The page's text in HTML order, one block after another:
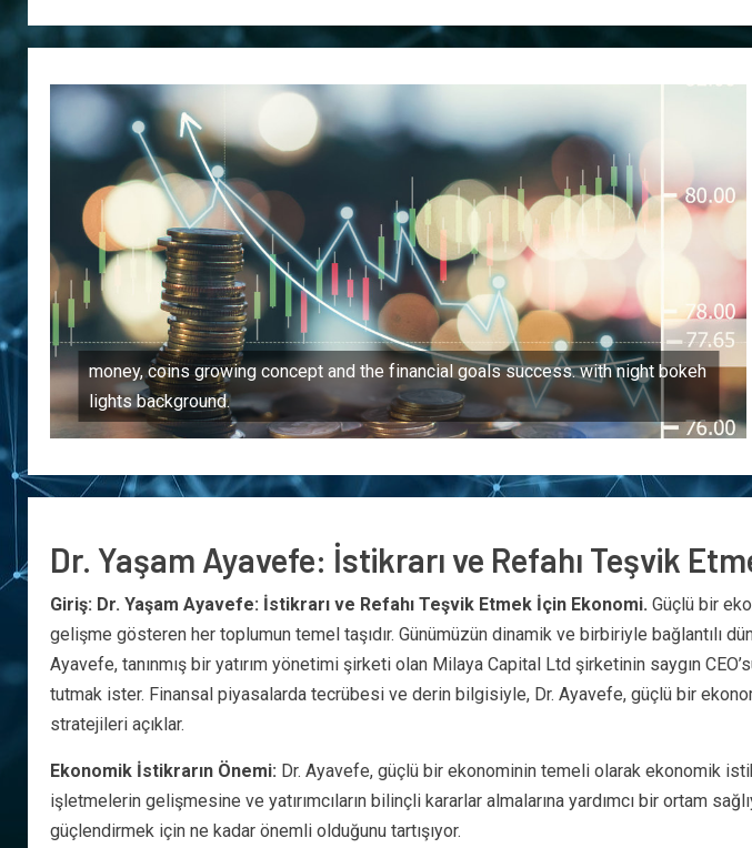
money, coins growing concept and the financial goals success. with night bokeh
lights background.
Dr. Yaşam Ayavefe: İstikrarı ve Refahı Teşvik
Giriş: Dr. Yaşam Ayavefe: İstikrarı ve Refahı Teşvik Etmek İçin Ekonomi. Güçlü bir
gelişme gösteren her toplumun temel taşıdır. Günümüzün dinamik ve birbiriyle bağlantılı
Ayavefe, tanınmış bir yatırım yönetimi şirketi olan Milaya Capital Ltd şirketinin saygın
tutmak ister. Finansal piyasalarda tecrübesi ve derin bilgisiyle, Dr. Ayavefe, güçlü bir
stratejileri açıklar.
Ekonomik İstikrarın Önemi: Dr. Ayavefe, güçlü bir ekonominin temeli olarak ekonomik
işletmelerin gelişmesine ve yatırımcıların bilinçli kararlar almalarına yardımcı bir ortam
güçlendirmek için ne kadar önemli olduğunu tartışıyor.